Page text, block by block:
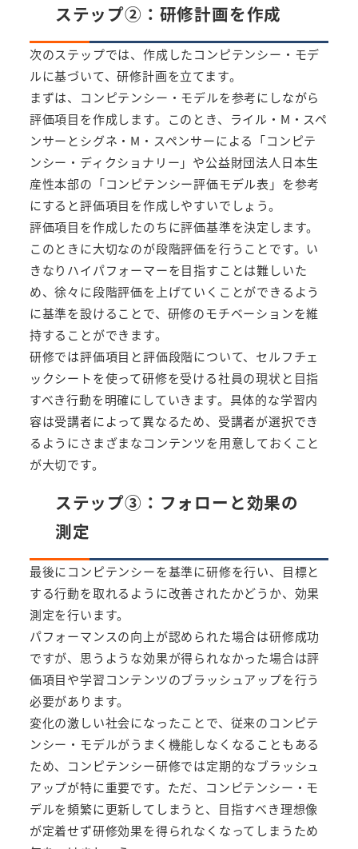
ステップ②：研修計画を作成
次のステップでは、作成したコンピテンシー・モデ
ルに基づいて、研修計画を立てます。
まずは、コンピテンシー・モデルを参考にしながら
評価項目を作成します。このとき、ライル・M・スペ
ンサーとシグネ・M・スペンサーによる「コンピテ
ンシー・ディクショナリー」や公益財団法人日本生
産性本部の「コンピテンシー評価モデル表」を参考
にすると評価項目を作成しやすいでしょう。
評価項目を作成したのちに評価基準を決定します。
このときに大切なのが段階評価を行うことです。い
きなりハイパフォーマーを目指すことは難しいた
め、徐々に段階評価を上げていくことができるよう
に基準を設けることで、研修のモチベーションを維
持することができます。
研修では評価項目と評価段階について、セルフチェ
ックシートを使って研修を受ける社員の現状と目指
すべき行動を明確にしていきます。具体的な学習内
容は受講者によって異なるため、受講者が選択でき
るようにさまざまなコンテンツを用意しておくこと
が大切です。
ステップ③：フォローと効果の
測定
最後にコンピテンシーを基準に研修を行い、目標と
する行動を取れるように改善されたかどうか、効果
測定を行います。
パフォーマンスの向上が認められた場合は研修成功
ですが、思うような効果が得られなかった場合は評
価項目や学習コンテンツのブラッシュアップを行う
必要があります。
変化の激しい社会になったことで、従来のコンピテ
ンシー・モデルがうまく機能しなくなることもある
ため、コンピテンシー研修では定期的なブラッシュ
アップが特に重要です。ただ、コンピテンシー・モ
デルを頻繁に更新してしまうと、目指すべき理想像
が定着せず研修効果を得られなくなってしまうため